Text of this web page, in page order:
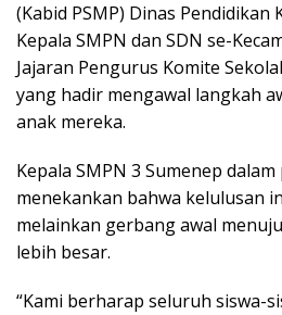
(Kabid PSMP) Dinas Pendidikan
Kepala SMPN dan SDN se-
Jajaran Pengurus Komite
yang hadir mengawal langkah
anak mereka.
Kepala SMPN 3 Sumenep
menekankan bahwa kelulusan
melainkan gerbang awal
lebih besar.
“Kami berharap seluruh siswa-